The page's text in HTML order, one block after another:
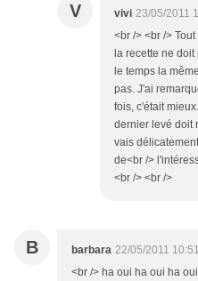
V vivi 23/05/2011
<br /> <br />
la recette ne
le temps la
pas. J'ai
fois, c'était
dernier levé doit
vais
de<br />
<br /> <br />
B barbara 22/05/2011 10:51
<br /> ha oui ha oui ha